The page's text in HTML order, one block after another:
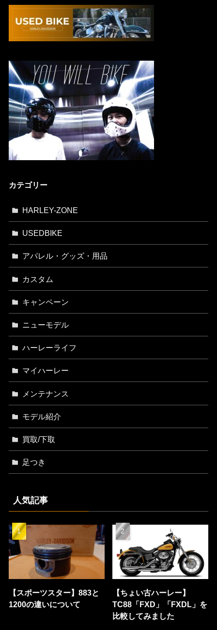
カテゴリー
HARLEY-ZONE
USEDBIKE
アパレル・グッズ・用品
カスタム
キャンペーン
ニューモデル
ハーレーライフ
マイハーレー
メンテナンス
モデル紹介
買取/下取
足つき
人気記事
【スポーツスター】883と
1200の違いについて
【ちょい古ハーレー】
TC88「FXD」「FXDL」を
比較してみました